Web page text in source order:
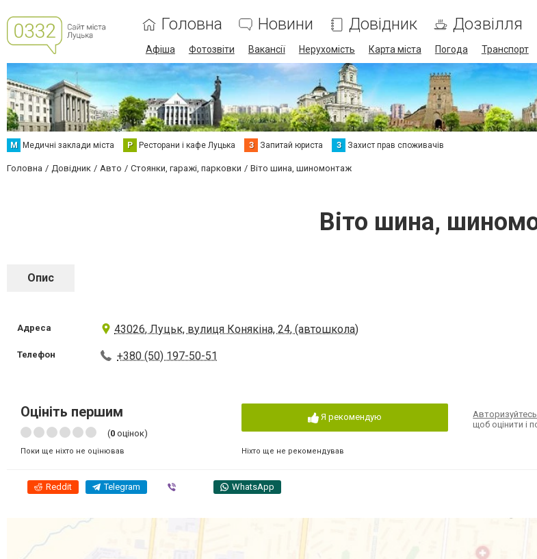
Головна Новини Довідник Дозвілля
Афіша Фотозвіти Вакансії Нерухомість Карта міста Погода Транспорт
М Медичні заклади міста Р Ресторани і кафе Луцька З Запитай юриста З Захист прав споживачів
Головна Довідник Авто Стоянки, гаражі, парковки Віто шина, шиномонтаж
Віто шина,
Опис
Адреса 43026, Луцьк, вулиця Конякіна, 24, (автошкола)
Телефон +380 (50) 197-50-51
Оцініть першим
(0 оцінок)
Поки ще ніхто не оцінював
Я рекомендую
Ніхто ще не рекомендував
щоб оцінити і
Reddit Telegram WhatsApp